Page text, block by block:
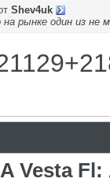
Shev4uk
на рынке один из не
Vesta